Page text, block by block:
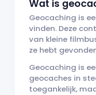
Wat is
Geocaching is
vinden. Deze
van kleine
ze hebt
Geocaching is
geocaches in
toegankelijk,